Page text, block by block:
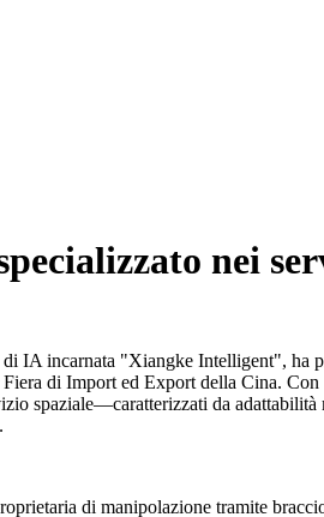
nei
IA incarnata "Xiangke Intelligent",
di Import ed Export della Cina.
spaziale—caratterizzati da
di manipolazione tramite